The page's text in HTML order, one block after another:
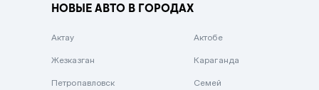
Вишневый
НОВЫЕ АВТО В ГОРОДАХ
Актау Актобе
Жезказган Караганда
Петропавловск Семей